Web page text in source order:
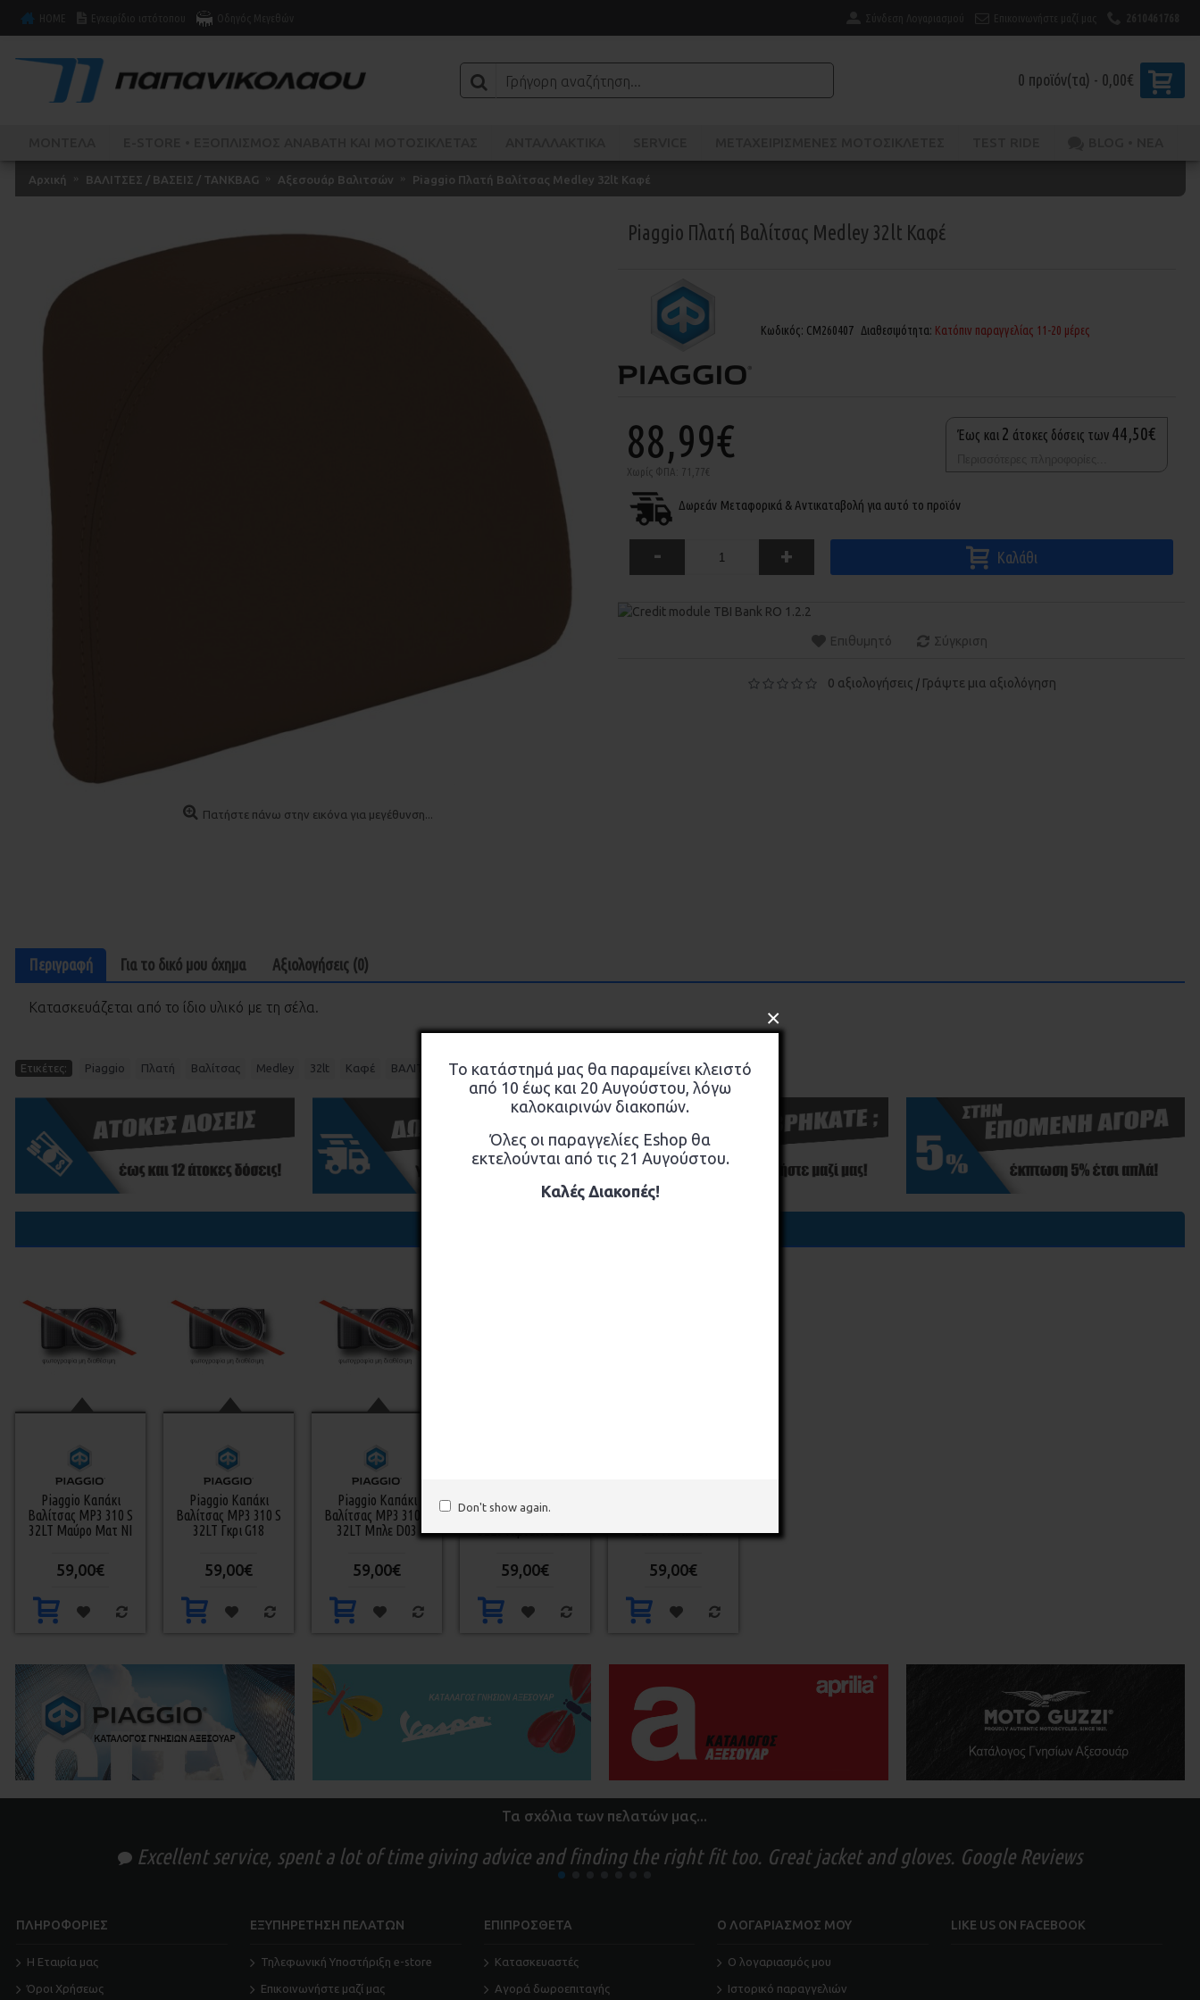
Το κατάστημά μας θα παραμείνει κλειστό
από 10 έως και 20 Αυγούστου, λόγω
καλοκαιρινών διακοπών.
Όλες οι παραγγελίες Eshop θα
εκτελούνται από τις 21 Αυγούστου.
Καλές Διακοπές!
Don't show again.
×
0 προϊόν(τα) - 0,00€
Αρχική ΒΑΛΙΤΣΕΣ / ΒΑΣΕΙΣ / TANKBAG Αξεσουάρ Βαλιτσών Piaggio Πλατή Βαλίτσας Medley 32lt Καφέ
Πατήστε πάνω στην εικόνα για μεγέθυνση...
Piaggio Πλατή Βαλίτσας Medley 32lt Καφέ
Κωδικός: CM260407 Διαθεσιμότητα: Κατόπιν παραγγελίας 11-20 μέρες
88,99€
Χωρίς ΦΠΑ: 71,77€
Έως και 2 άτοκες δόσεις των 44,50€
Δωρεάν Μεταφορικά & Αντικαταβολή για αυτό το προϊόν
- + Καλάθι
Επιθυμητό Σύγκριση
0 αξιολογήσεις / Γράψτε μια αξιολόγηση
Περιγραφή Για το δικó μου óχημα Αξιολογήσεις (0)
Κατασκευάζεται από το ίδιο υλικό με τη σέλα.
Ετικέτες: Piaggio Πλατή Βαλίτσας Medley 32lt Καφέ ΒΑΛΙΤΣΕΣ , ΒΑΣΕΙΣ , TANKBAG
Piaggio Καπάκι
Βαλίτσας MP3 310 S
32LT Μαύρο Ματ NI
59,00€
Piaggio Καπάκι
Βαλίτσας MP3 310 S
32LT Γκρι G18
59,00€
Piaggio Καπάκι
Βαλίτσας MP3 310 S
32LT Μπλε D03
59,00€
Piaggio Καπάκι
Βαλίτσας MP3 310 S
32LT Γκρι SKY G57
59,00€
32LT Λευκό BR
59,00€
Τα σχόλια των πελατών μας...
Excellent service, spent a lot of time giving advice and finding the right fit too. Great jacket and gloves. Google Reviews
1
ΠΛΗΡΟΦΟΡΙΕΣ
Η Εταιρία μας
Όροι Χρήσεως
ΕΞΥΠΗΡΕΤΗΣΗ ΠΕΛΑΤΩΝ
Τηλεφωνική Υποστήριξη e-store
Επικοινωνήστε μαζί μας
ΕΠΙΠΡΟΣΘΕΤΑ
Κατασκευαστές
Αγορά δωροεπιταγής
Ο ΛΟΓΑΡΙΑΣΜΟΣ ΜΟΥ
O λογαριασμός μου
Ιστορικό παραγγελιών
LIKE US ON FACEBOOK